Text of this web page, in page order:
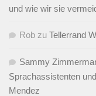
und wie wir sie
Rob zu Tellerrand
Sammy
Sprachassistenten
Mendez